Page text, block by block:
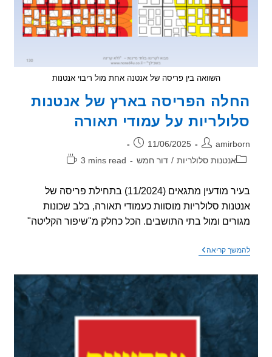
השוואה בין פריסה של אנטנה אחת מול ריבוי אנטנות
הפריסה בארץ של אנטנות
על עמודי תאורה
פורסם:
11/06/2025
אנטנות סלולריות / דור חמש
זמן
3 mins read
בעיר מודעין מתגאים (11/2024) בתחילת פריסה של
סלולריות מוסוות כעמודי תאורה, בלב שכונות
ומול בתי התושבים. הכל כחלק מ"שיפור הקליטה"
קריאההחלה
של
אנטנות
עמודי
תאורה